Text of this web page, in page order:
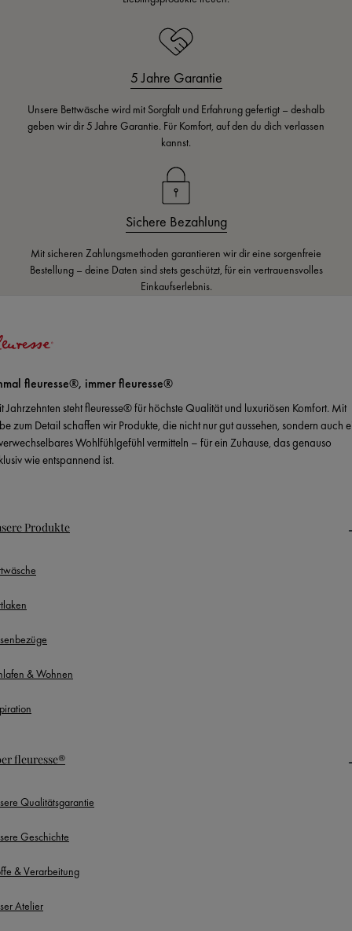
5 Jahre Garantie
Unsere Bettwäsche wird mit Sorgfalt und Erfahrung gefertigt – deshalb
geben wir dir 5 Jahre Garantie. Für Komfort, auf den du dich verlassen
kannst.
Sichere Bezahlung
Mit sicheren Zahlungsmethoden garantieren wir dir eine sorgenfreie
Bestellung – deine Daten sind stets geschützt, für ein vertrauensvolles
Einkaufserlebnis.
fleuresse®, immer fleuresse®
Jahrzehnten steht fleuresse® für höchste Qualität und luxuriösen Komfort. Mit
zum Detail schaffen wir Produkte, die nicht nur gut aussehen, sondern auch
Wohlfühlgefühl vermitteln – für ein Zuhause, das genauso
wie entspannend ist.
Produkte
& Wohnen
fleuresse®
Qualitätsgarantie
Geschichte
& Verarbeitung
Atelier